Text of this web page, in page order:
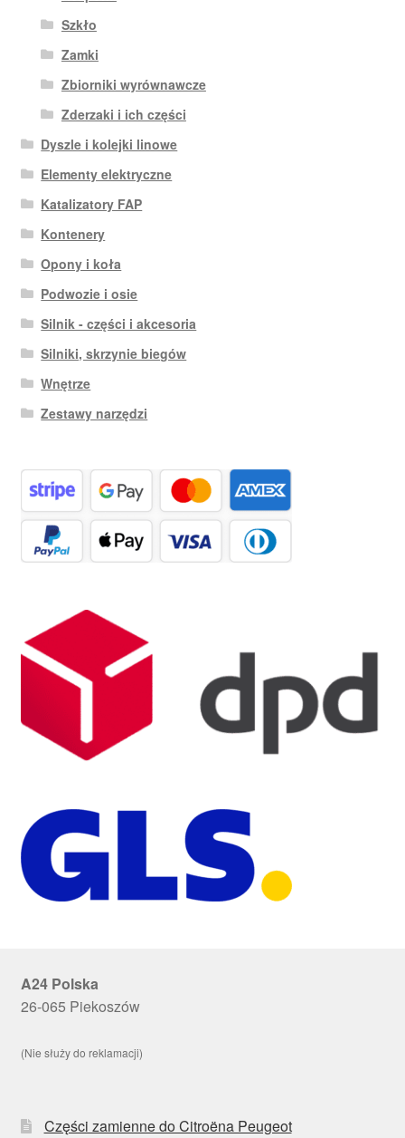
Szkło
Zamki
Zbiorniki wyrównawcze
Zderzaki i ich części
Dyszle i kolejki linowe
Elementy elektryczne
Katalizatory FAP
Kontenery
Opony i koła
Podwozie i osie
Silnik - części i akcesoria
Silniki, skrzynie biegów
Wnętrze
Zestawy narzędzi
A24 Polska
26-065 Piekoszów
(Nie służy do reklamacji)
Części zamienne do Citroëna Peugeot